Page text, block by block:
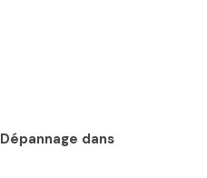
Dépannage dans